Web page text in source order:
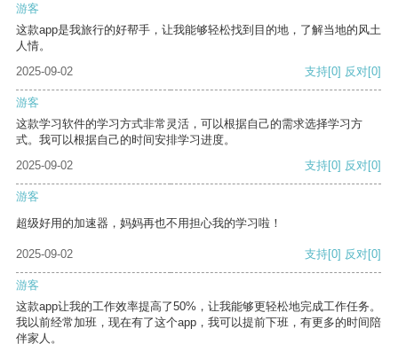
游客
这款app是我旅行的好帮手，让我能够轻松找到目的地，了解当地的风土
人情。
2025-09-02
支持[0] 反对[0]
游客
这款学习软件的学习方式非常灵活，可以根据自己的需求选择学习方
式。我可以根据自己的时间安排学习进度。
2025-09-02
支持[0] 反对[0]
游客
超级好用的加速器，妈妈再也不用担心我的学习啦！
2025-09-02 支持[0] 反对[0]
游客
这款app让我的工作效率提高了50%，让我能够更轻松地完成工作任务。
我以前经常加班，现在有了这个app，我可以提前下班，有更多的时间陪
伴家人。